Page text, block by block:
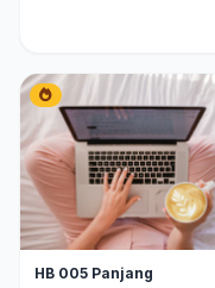
HB 005 Panjang